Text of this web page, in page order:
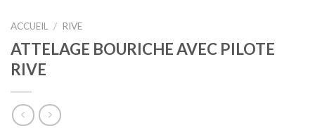
ACCUEIL / RIVE
ATTELAGE BOURICHE AVEC PILOTE
RIVE